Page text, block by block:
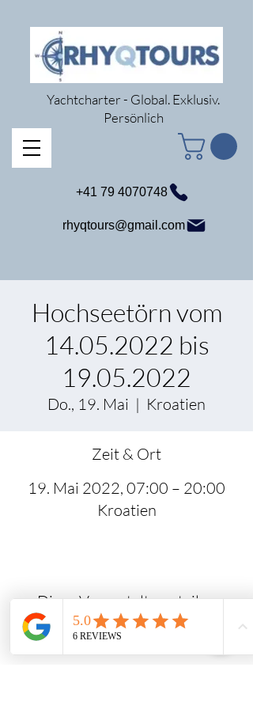
+41 79 4070748
rhyqtours@gmail.com
Yachtcharter - Global. Exklusiv.
Persönlich
Hochseetörn vom
14.05.2022 bis
19.05.2022
Do., 19. Mai
  |
Kroatien
Zeit & Ort
19. Mai 2022, 07:00 – 20:00
Kroatien
Diese Veranstaltung teilen